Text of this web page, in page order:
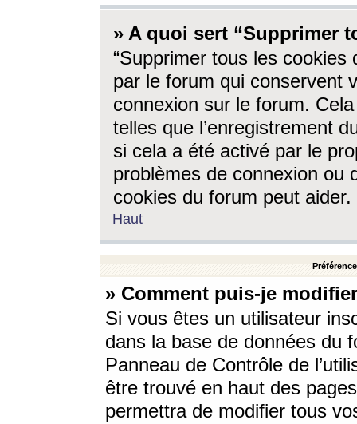
» A quoi sert “Supprimer
“Supprimer tous les cookies
par le forum qui conservent
connexion sur le forum.
telles que l’enregistrement
si cela a été activé par le
problèmes de connexion ou
cookies du forum peut aider.
Haut
» Comment puis-je
Si vous êtes un utilisateur
dans la base de données du
Panneau de Contrôle de
être trouvé en haut des
permettra de modifier tous